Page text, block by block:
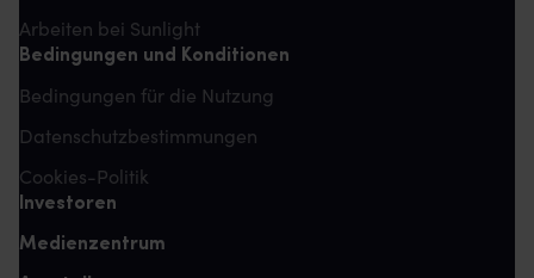
Arbeiten bei Sunlight
Bedingungen und Konditionen
Bedingungen für die Nutzung
Datenschutzbestimmungen
Cookies-Politik
Investoren
Medienzentrum